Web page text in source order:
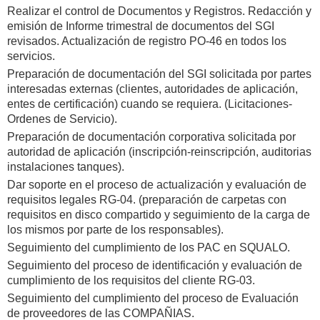
Realizar el control de Documentos y Registros. Redacción y
emisión de Informe trimestral de documentos del SGI
revisados. Actualización de registro PO-46 en todos los
servicios.
Preparación de documentación del SGI solicitada por partes
interesadas externas (clientes, autoridades de aplicación,
entes de certificación) cuando se requiera. (Licitaciones-
Ordenes de Servicio).
Preparación de documentación corporativa solicitada por
autoridad de aplicación (inscripción-reinscripción, auditorias
instalaciones tanques).
Dar soporte en el proceso de actualización y evaluación de
requisitos legales RG-04. (preparación de carpetas con
requisitos en disco compartido y seguimiento de la carga de
los mismos por parte de los responsables).
Seguimiento del cumplimiento de los PAC en SQUALO.
Seguimiento del proceso de identificación y evaluación de
cumplimiento de los requisitos del cliente RG-03.
Seguimiento del cumplimiento del proceso de Evaluación
de proveedores de las COMPAÑIAS.